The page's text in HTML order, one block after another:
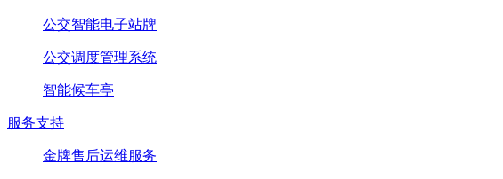
公交智能电子站牌
公交调度管理系统
智能候车亭
服务支持
金牌售后运维服务